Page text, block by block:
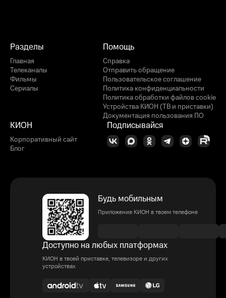
Разделы
Главная
Телеканалы
Фильмы
Сериалы
Помощь
Справка
Отправить обращение
Пользовательское соглашение
Политика конфиденциальности
Политика обработки файлов cookie
Устройства КИОН (ТВ и приставки)
Документация пользования ПО
КИОН
Корпоративный сайт
Блог
Подписывайся
Будь мобильным
Приложение КИОН в твоем телефоне
Доступно на любых платформах
КИОН в твоей приставке, телевизоре и других
устройствах